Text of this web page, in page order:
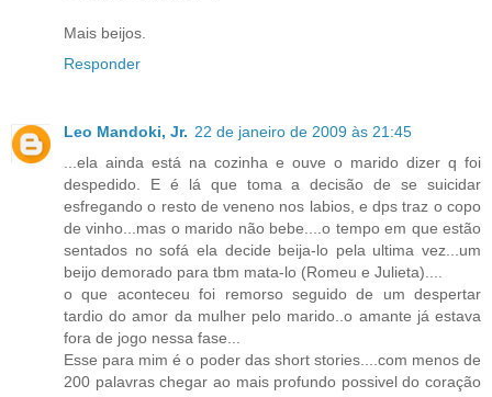
Mais beijos.
Responder
Leo Mandoki, Jr. 22 de janeiro de 2009 às 21:45
...ela ainda está na cozinha e ouve o marido dizer q foi
despedido. E é lá que toma a decisão de se suicidar
esfregando o resto de veneno nos labios, e dps traz o copo
de vinho...mas o marido não bebe....o tempo em que estão
sentados no sofá ela decide beija-lo pela ultima vez...um
beijo demorado para tbm mata-lo (Romeu e Julieta)....
o que aconteceu foi remorso seguido de um despertar
tardio do amor da mulher pelo marido..o amante já estava
fora de jogo nessa fase...
Esse para mim é o poder das short stories....com menos de
200 palavras chegar ao mais profundo possivel do coração